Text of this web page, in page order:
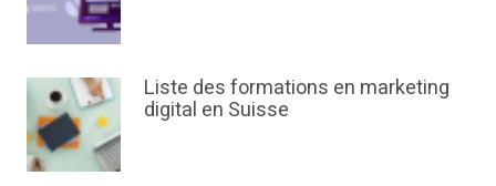
Liste des formations en marketing
digital en Suisse